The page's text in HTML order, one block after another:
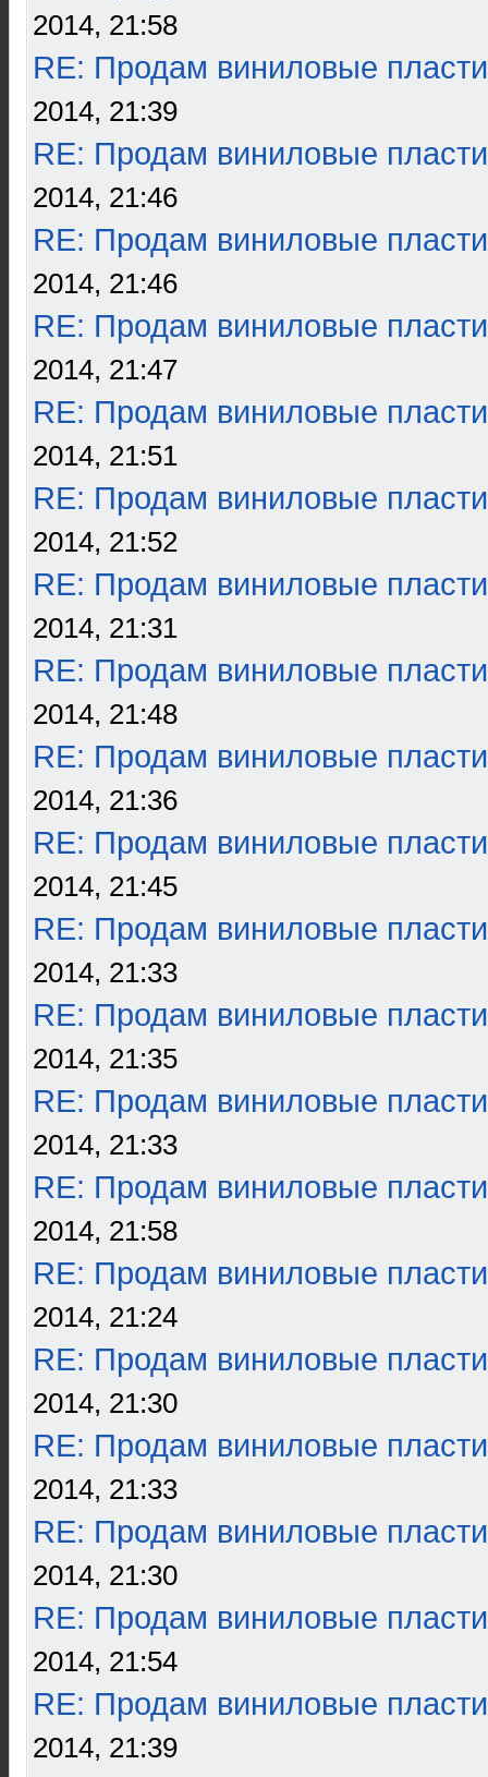
2014, 21:58
RE: Продам виниловые
2014, 21:39
RE: Продам виниловые
2014, 21:46
RE: Продам виниловые
2014, 21:46
RE: Продам виниловые
2014, 21:47
RE: Продам виниловые
2014, 21:51
RE: Продам виниловые
2014, 21:52
RE: Продам виниловые
2014, 21:31
RE: Продам виниловые
2014, 21:48
RE: Продам виниловые
2014, 21:36
RE: Продам виниловые
2014, 21:45
RE: Продам виниловые
2014, 21:33
RE: Продам виниловые
2014, 21:35
RE: Продам виниловые
2014, 21:33
RE: Продам виниловые
2014, 21:58
RE: Продам виниловые
2014, 21:24
RE: Продам виниловые
2014, 21:30
RE: Продам виниловые
2014, 21:33
RE: Продам виниловые
2014, 21:30
RE: Продам виниловые
2014, 21:54
RE: Продам виниловые
2014, 21:39